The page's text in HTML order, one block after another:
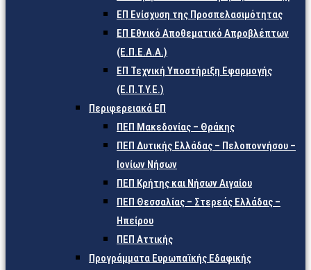
ΕΠ Ενίσχυση της Προσπελασιμότητας
ΕΠ Εθνικό Αποθεματικό Απροβλέπτων
(Ε.Π.Ε.Α.Α.)
ΕΠ Τεχνική Υποστήριξη Εφαρμογής
(Ε.Π.Τ.Υ.Ε.)
Περιφερειακά ΕΠ
ΠΕΠ Μακεδονίας – Θράκης
ΠΕΠ Δυτικής Ελλάδας – Πελοποννήσου –
Ιονίων Νήσων
ΠΕΠ Κρήτης και Νήσων Αιγαίου
ΠΕΠ Θεσσαλίας – Στερεάς Ελλάδας –
Ηπείρου
ΠΕΠ Αττικής
Προγράμματα Ευρωπαϊκής Εδαφικής